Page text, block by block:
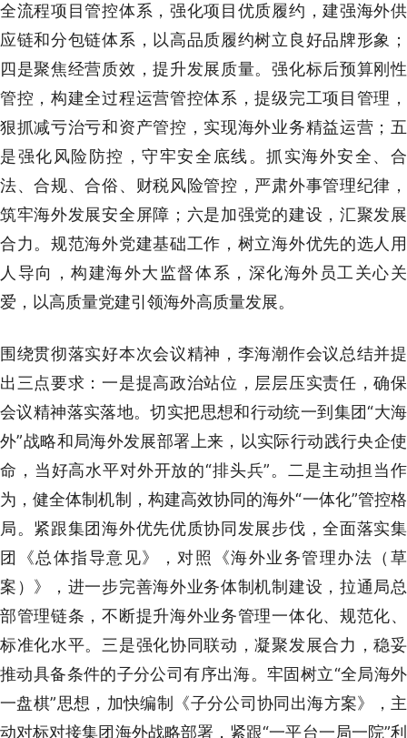
全流程项目管控体系，强化项目优质履约，建强海外供
应链和分包链体系，以高品质履约树立良好品牌形象；
四是聚焦经营质效，提升发展质量。强化标后预算刚性
管控，构建全过程运营管控体系，提级完工项目管理，
狠抓减亏治亏和资产管控，实现海外业务精益运营；五
是强化风险防控，守牢安全底线。抓实海外安全、合
法、合规、合俗、财税风险管控，严肃外事管理纪律，
筑牢海外发展安全屏障；六是加强党的建设，汇聚发展
合力。规范海外党建基础工作，树立海外优先的选人用
人导向，构建海外大监督体系，深化海外员工关心关
爱，以高质量党建引领海外高质量发展。
围绕贯彻落实好本次会议精神，李海潮作会议总结并提
出三点要求：一是提高政治站位，层层压实责任，确保
会议精神落实落地。切实把思想和行动统一到集团“大海
外”战略和局海外发展部署上来，以实际行动践行央企使
命，当好高水平对外开放的“排头兵”。二是主动担当作
为，健全体制机制，构建高效协同的海外“一体化”管控格
局。紧跟集团海外优先优质协同发展步伐，全面落实集
团《总体指导意见》，对照《海外业务管理办法（草
案）》，进一步完善海外业务体制机制建设，拉通局总
部管理链条，不断提升海外业务管理一体化、规范化、
标准化水平。三是强化协同联动，凝聚发展合力，稳妥
推动具备条件的子分公司有序出海。牢固树立“全局海外
一盘棋”思想，加快编制《子分公司协同出海方案》，主
动对标对接集团海外战略部署，紧跟“一平台一局一院”利